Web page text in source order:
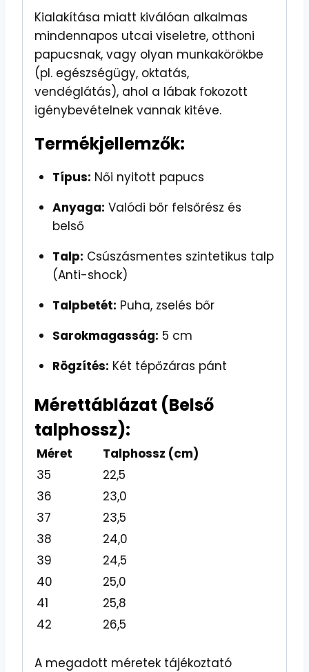
Kialakítása miatt kiválóan alkalmas
mindennapos utcai viseletre, otthoni
papucsnak, vagy olyan munkakörökbe
(pl. egészségügy, oktatás,
vendéglátás), ahol a lábak fokozott
igénybevételnek vannak kitéve.
Termékjellemzők:
Típus: Női nyitott papucs
Anyaga: Valódi bőr felsőrész és
belső
Talp: Csúszásmentes szintetikus talp
(Anti-shock)
Talpbetét: Puha, zselés bőr
Sarokmagasság: 5 cm
Rögzítés: Két tépőzáras pánt
Mérettáblázat (Belső
talphossz):
Méret
Talphossz (cm)
35
22,5
36
23,0
37
23,5
38
24,0
39
24,5
40
25,0
41
25,8
42
26,5
A megadott méretek tájékoztató